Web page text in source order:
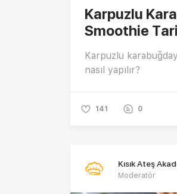
Karpuzlu
Smoothie
Karpuzlu
nasıl yapılır?
141 0
Kısık Ateş
Moderatör